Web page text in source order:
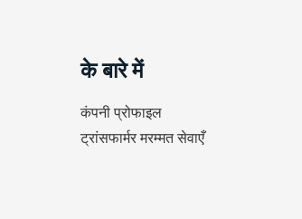
के बारे में
कंपनी प्रोफाइल
ट्रांसफार्मर मरम्मत सेवाएँ